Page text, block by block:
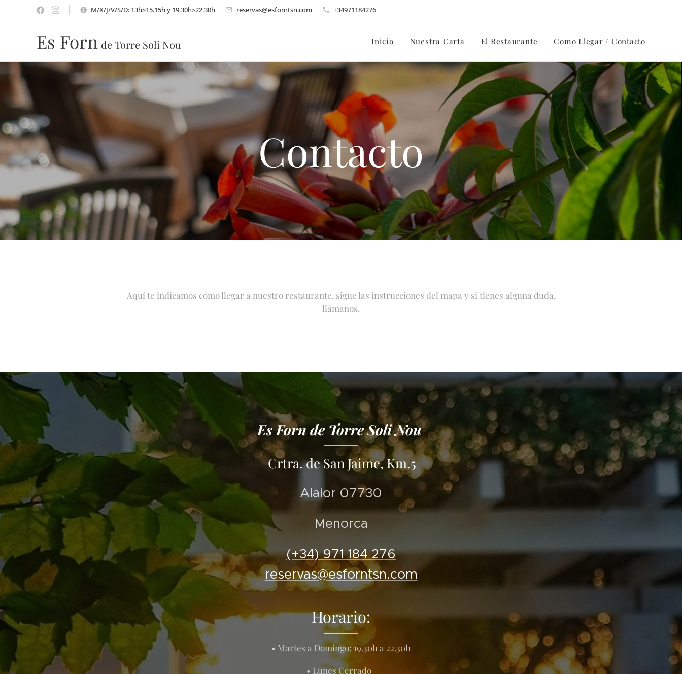
M/X/J/V/S/D: 13h>15.15h y 19.30h>22.30h reservas@esforntsn.com +34971184276
Es Forn de Torre Soli Nou Inicio Nuestra Carta El Restaurante Como Llegar / Contacto
Contacto
Aquí te indicamos cómo llegar a nuestro restaurante, sigue las instrucciones del mapa y si tienes alguna duda,
llámanos.
Es Forn de Torre Soli Nou
Crtra. de San Jaime, Km.5
Alaior 07730
Menorca
(+34) 971 184 276
reservas@esforntsn.com
Horario:
• Martes a Domingo: 19.30h a 22.30h
• Lunes Cerrado